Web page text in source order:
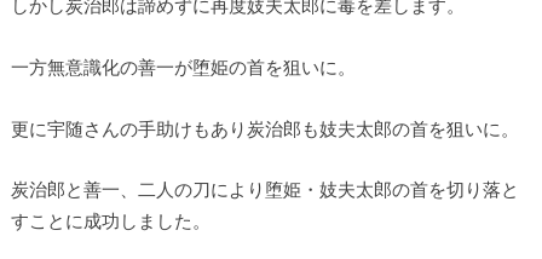
しかし炭治郎は諦めずに再度妓夫太郎に毒を差します。
一方無意識化の善一が堕姫の首を狙いに。
更に宇随さんの手助けもあり炭治郎も妓夫太郎の首を狙いに。
炭治郎と善一、二人の刀により堕姫・妓夫太郎の首を切り落と
すことに成功しました。